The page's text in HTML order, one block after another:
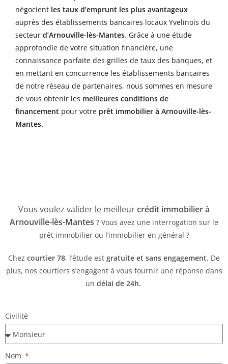
négocient les taux d’emprunt les plus avantageux
auprès des établissements bancaires locaux Yvelinois du
secteur d’Arnouville-lès-Mantes. Grâce à une étude
approfondie de votre situation financière, une
connaissance parfaite des grilles de taux des banques, et
en mettant en concurrence les établissements bancaires
de notre réseau de partenaires, nous sommes en mesure
de vous obtenir les meilleures conditions de
financement pour votre prêt immobilier à Arnouville-lès-
Mantes.
Vous voulez valider le meilleurcrédit immobilier à
Arnouville-lès-Mantes ? Vous avez une interrogation sur le
prêt immobilier ou l’immobilier en général ?
Chez courtier 78, l’étude est gratuite et sans engagement. De
plus, nos courtiers s’engagent à vous fournir une réponse dans
un délai de24h.
Civilité
Nom